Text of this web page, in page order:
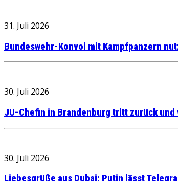
31. Juli 2026
Bundeswehr-Konvoi mit Kampfpanzern
30. Juli 2026
JU-Chefin in Brandenburg tritt zurück und
30. Juli 2026
Liebesgrüße aus Dubai: Putin lässt